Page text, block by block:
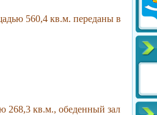
560,4 кв.м. переданы в
268,3 кв.м., обеденный зал